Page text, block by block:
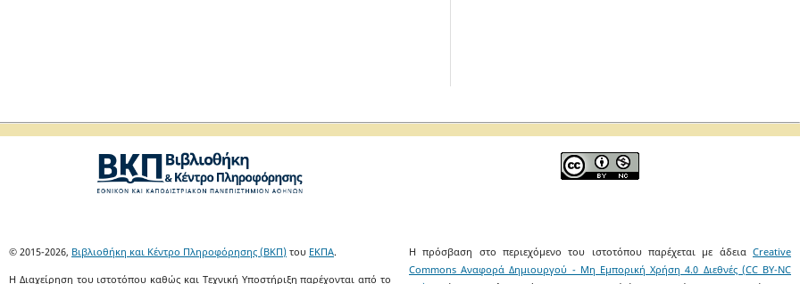
© 2015-2026, Βιβλιοθήκη και Κέντρο Πληροφόρησης (ΒΚΠ) του ΕΚΠΑ.
Η Διαχείρηση του ιστοτόπου καθώς και Τεχνική Υποστήριξη παρέχονται από το
Η πρόσβαση στο περιεχόμενο του ιστοτόπου παρέχεται με άδεια Creative
Commons Αναφορά Δημιουργού - Μη Εμπορική Χρήση 4.0 Διεθνές (CC BY-NC